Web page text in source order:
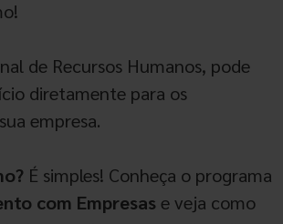
de Recursos Humanos, pode
diretamente para os
empresa.
É simples! Conheça o programa
com Empresas e veja como